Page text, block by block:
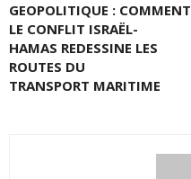
GEOPOLITIQUE : COMMENT
LE CONFLIT ISRAËL-
HAMAS REDESSINE LES
ROUTES DU
TRANSPORT MARITIME